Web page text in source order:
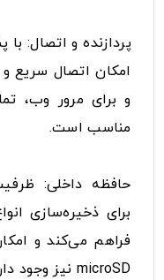
امکان اتصال سریع و
و برای مرور وب،
مناسب است.
برای ذخیره‌سازی
فراهم می‌کند و
microSD نیز وجود دارد.